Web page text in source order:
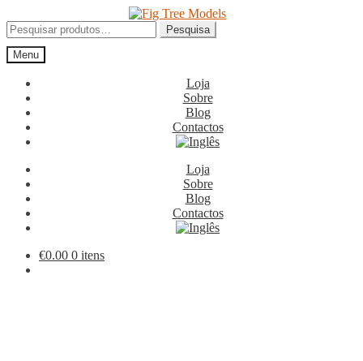
para
a
navegação
para
o
conteúdo
Pesquisar
por:
Pesquisa
Menu
Loja
Sobre
Blog
Contactos
Loja
Sobre
Blog
Contactos
€0.00 0 itens